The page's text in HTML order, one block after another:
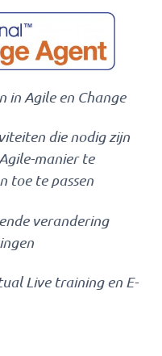
in Agile en Change
die nodig zijn
manier te
toe te passen
verandering
Live training en E-